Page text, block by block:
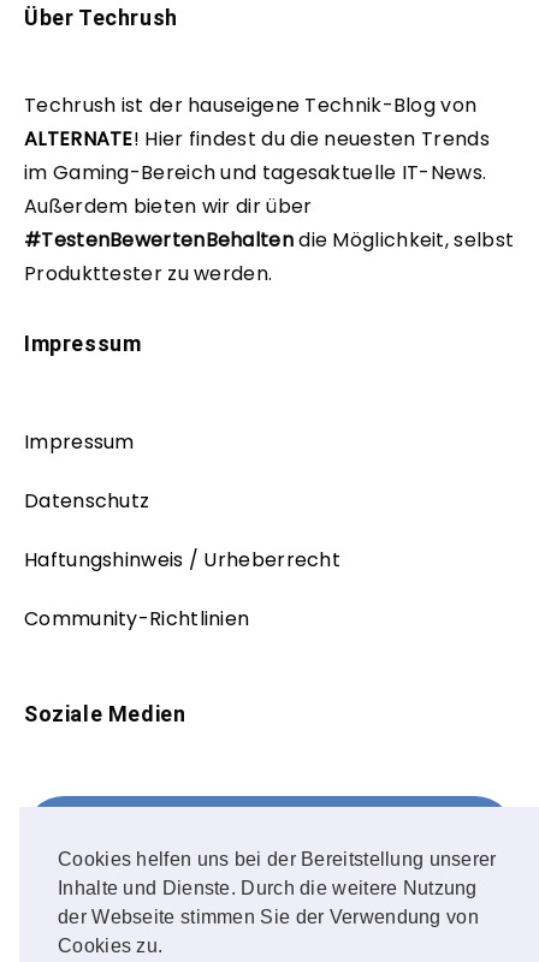
Cookies helfen uns bei der Bereitstellung unserer
Inhalte und Dienste. Durch die weitere Nutzung
der Webseite stimmen Sie der Verwendung von
Cookies zu.
Über Techrush
Techrush ist der hauseigene Technik-Blog von
ALTERNATE! Hier findest du die neuesten Trends
im Gaming-Bereich und tagesaktuelle IT-News.
Außerdem bieten wir dir über
#TestenBewertenBehaltendie Möglichkeit, selbst
Produkttester zu werden.
Impressum
Impressum
Datenschutz
Haftungshinweis / Urheberrecht
Community-Richtlinien
Soziale Medien
FOLLOW ME!
Instagram
OUR PHOTOS!